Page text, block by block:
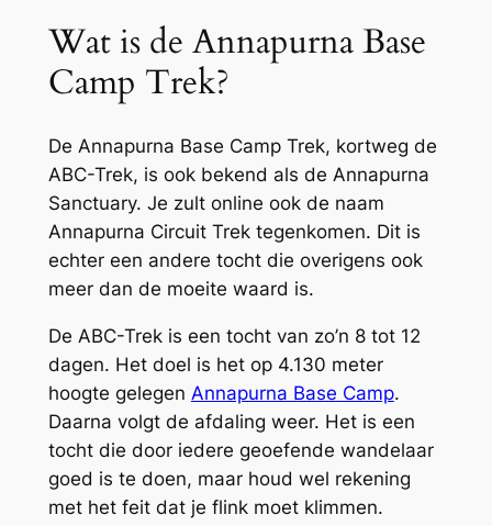
Wat is de Annapurna Base
Camp Trek?
De Annapurna Base Camp Trek, kortweg de
ABC-Trek, is ook bekend als de Annapurna
Sanctuary. Je zult online ook de naam
Annapurna Circuit Trek tegenkomen. Dit is
echter een andere tocht die overigens ook
meer dan de moeite waard is.
De ABC-Trek is een tocht van zo’n 8 tot 12
dagen. Het doel is het op 4.130 meter
hoogte gelegen Annapurna Base Camp.
Daarna volgt de afdaling weer. Het is een
tocht die door iedere geoefende wandelaar
goed is te doen, maar houd wel rekening
met het feit dat je flink moet klimmen.